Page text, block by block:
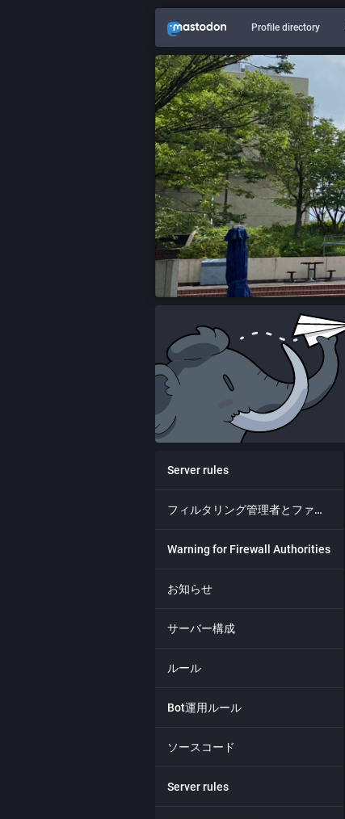
Profile directory
Server rules
フィルタリング管理者とファイアウォール管理者への警告
Warning for Firewall Authorities
お知らせ
サーバー構成
ルール
Bot運用ルール
ソースコード
Server rules